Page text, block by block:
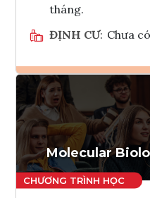
tháng.
ĐỊNH CƯ: Chưa
Molecular